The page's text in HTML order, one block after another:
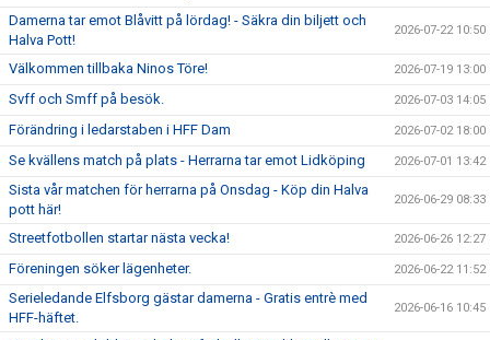
"VAPENDRAGARE 2026"
FRITIDSKORTET/AVGIFTER
Damerna tar emot Blåvitt på lördag! - Säkra din biljett och
Halva Pott!
2026-07-22 10:50
Välkommen tillbaka Ninos Töre! 2026-07-19 13:00
Svff och Smff på besök. 2026-07-03 14:05
Förändring i ledarstaben i HFF Dam 2026-07-02 18:00
Se kvällens match på plats - Herrarna tar emot Lidköping 2026-07-01 13:42
Sista vår matchen för herrarna på Onsdag - Köp din Halva
pott här!
2026-06-29 08:33
Streetfotbollen startar nästa vecka! 2026-06-26 12:27
Föreningen söker lägenheter. 2026-06-22 11:52
Serieledande Elfsborg gästar damerna - Gratis entrè med
HFF-häftet.
2026-06-16 10:45